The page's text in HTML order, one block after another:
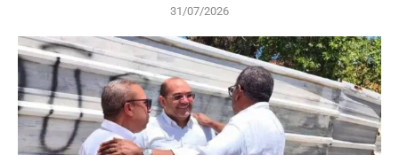
31/07/2026